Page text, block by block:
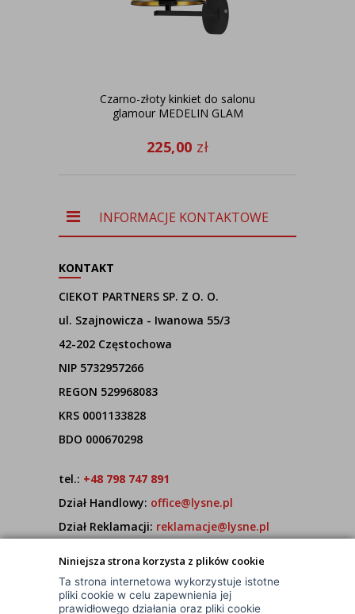
Niniejsza strona korzysta z plików cookie
Ta strona internetowa wykorzystuje istotne
pliki cookie w celu zapewnienia jej
prawidłowego działania oraz pliki cookie
Czarno-złoty kinkiet do salonu
glamour MEDELIN GLAM
225,00 zł
INFORMACJE KONTAKTOWE
KONTAKT
CIEKOT PARTNERS SP. Z O. O.
ul. Szajnowicza - Iwanowa 55/3
42-202 Częstochowa
NIP 5732957266
REGON 529968083
KRS 0001133828
BDO 000670298
tel.: +48 798 747 891
Dział Handlowy: office@lysne.pl
Dział Reklamacji: reklamacje@lysne.pl
7:00 - 15:00